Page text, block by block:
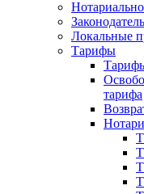
Локальные
Тарифы
тарифа